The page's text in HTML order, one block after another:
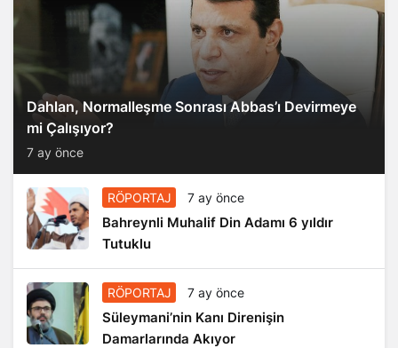
Dahlan, Normalleşme Sonrası Abbas’ı Devirmeye
mi Çalışıyor?
7 ay önce
RÖPORTAJ 7 ay önce
Bahreynli Muhalif Din Adamı 6 yıldır
Tutuklu
RÖPORTAJ 7 ay önce
Süleymani’nin Kanı Direnişin
Damarlarında Akıyor